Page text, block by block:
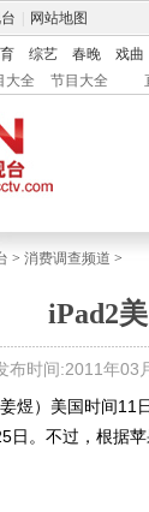
网站地图
综艺 春晚 戏曲
大全 节目大全
> 消费调查频道 >
iPad2
布时间:2011年03
）美国时间11日
日。不过，根据